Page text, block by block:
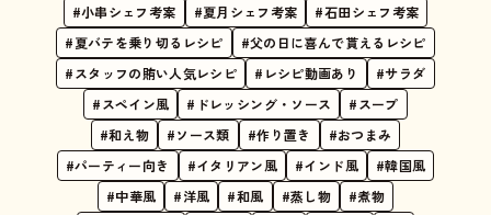
#小串シェフ考案
#夏月シェフ考案
#石田シェフ考案
#夏バテを乗り切るレシピ
#父の日に喜んで貰えるレシピ
#スタッフの賄い人気レシピ
#レシピ動画あり
#サラダ
#スペイン風
#ドレッシング・ソース
#スープ
#和え物
#ソース類 #作り置き
#おつまみ
#パーティー向き
#イタリアン風 #インド風
#韓国風
#中華風
#洋風 #和風 #蒸し物
#煮物